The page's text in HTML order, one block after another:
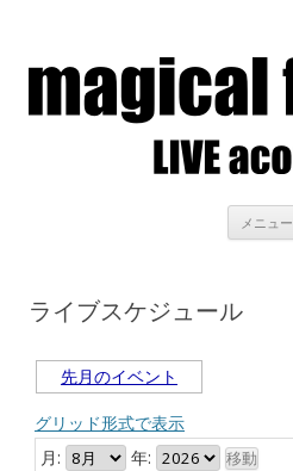
メニュー
ライブスケジュール
先月のイベント
グリッド形式で表示
月:
年: